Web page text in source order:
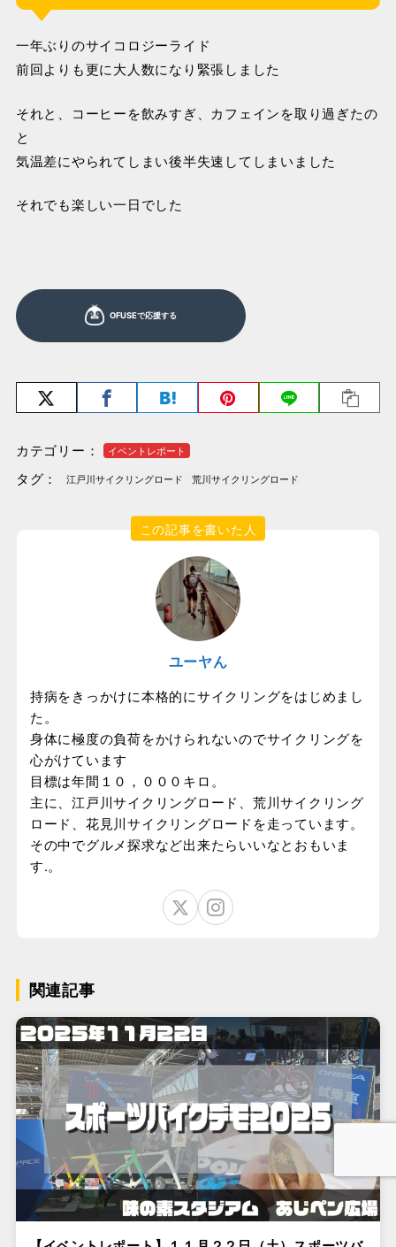
一年ぶりのサイコロジーライド
前回よりも更に大人数になり緊張しました
それと、コーヒーを飲みすぎ、カフェインを取り過ぎたの
と
気温差にやられてしまい後半失速してしまいました
それでも楽しい一日でした
カテゴリー： イベントレポート
タグ： 江戸川サイクリングロード 荒川サイクリングロード
この記事を書いた人
ユーヤん
持病をきっかけに本格的にサイクリングをはじめまし
た。
身体に極度の負荷をかけられないのでサイクリングを
心がけています
目標は年間１０，０００キロ。
主に、江戸川サイクリングロード、荒川サイクリング
ロード、花見川サイクリングロードを走っています。
その中でグルメ探求など出来たらいいなとおもいま
す.。
関連記事